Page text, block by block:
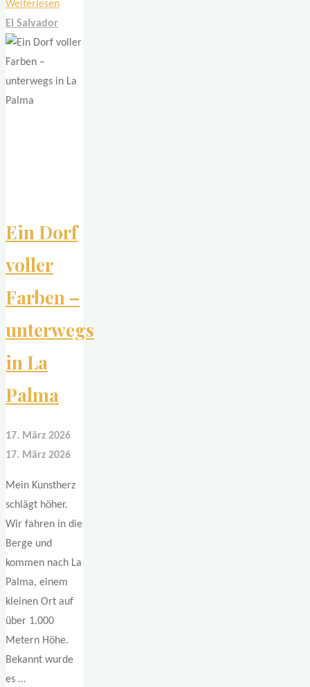
Weiterlesen"Vielfältiges
Salvador"
El Salvador
Ein Dorf
voller
Farben –
unterwegs
in La
Palma
17. März 2026
17. März 2026
Mein Kunstherz
schlägt höher.
Wir fahren in die
Berge und
kommen nach La
Palma, einem
kleinen Ort auf
über 1.000
Metern Höhe.
Bekannt wurde
es …